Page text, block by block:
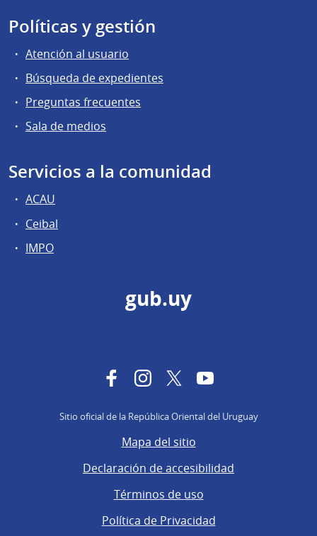
Políticas y gestión
Atención al usuario
Búsqueda de expedientes
Preguntas frecuentes
Sala de medios
Servicios a la comunidad
ACAU
Ceibal
IMPO
gub.uy
FacebookInstagram
TwitterYouTube
Sitio oficial de la República Oriental del Uruguay
Mapa del sitio
Declaración de accesibilidad
Términos de uso
Política de Privacidad